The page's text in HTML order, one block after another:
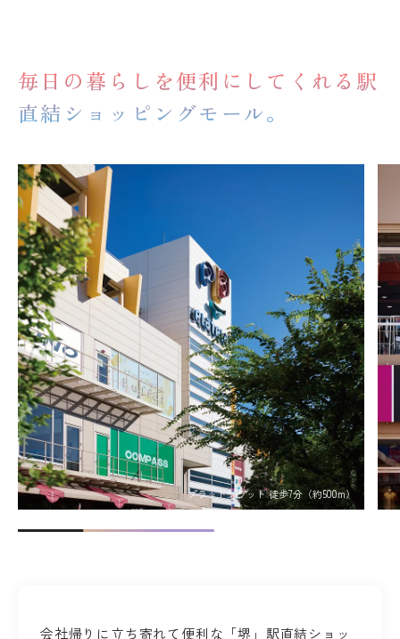
毎日の暮らしを便利にしてくれる駅
直結ショッピングモール。
プラットプラット 徒歩7分（約500m）
会社帰りに立ち寄れて便利な「堺」駅直結ショッ